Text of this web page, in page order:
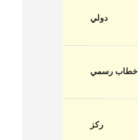
دولي
خطاب رسمي
ركز